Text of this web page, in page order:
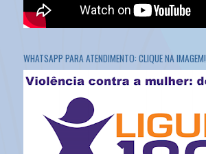
WHATSAPP PARA ATENDIMENTO: CLIQUE NA IMAGEM!